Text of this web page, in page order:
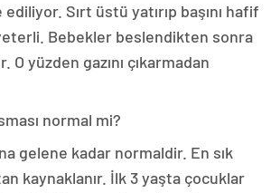
ediliyor. Sırt üstü yatırıp başını hafif
Bebekler beslendikten sonra
yüzden gazını çıkarmadan
normal mi?
gelene kadar normaldir. En sık
kaynaklanır. İlk 3 yaşta çocuklar